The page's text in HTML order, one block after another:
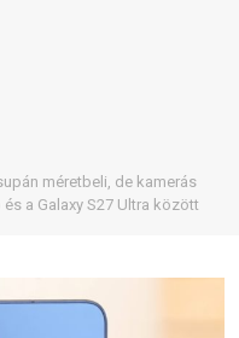
méretbeli, de kamerás
a Galaxy S27 Ultra között